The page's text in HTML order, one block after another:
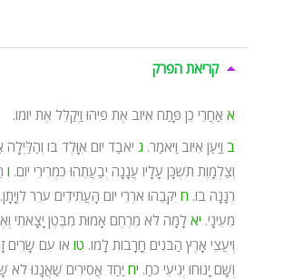
קריאת הפרק
א אַחֲרֵי כֵן פָּתַח אִיּוֹב אֶת פִּיהוּ וַיְקַלֵּל אֶת יוֹמוֹ.
ב וַיַּעַן אִיּוֹב וַיֹּאמַר. ג יֹאבַד יוֹם אִוָּלֶד בּוֹ
וְצַלְמָוֶת תִּשְׁכָּן עָלָיו עֲנָנָה יְבַעֲתֻהוּ כִּמְרִירֵי יוֹם. ו
רְנָנָה בוֹ. ח יִקְּבֻהוּ אֹרְרֵי יוֹם הָעֲתִידִים עֹרֵר לִוְיָתָן.
מֵעֵינָי. יאלָמָּה לֹּא מֵרֶחֶם אָמוּת מִבֶּטֶן יָצָאתִי
וְיֹעֲצֵי אָרֶץ הַבֹּנִים חֳרָבוֹת לָמוֹ. טו אוֹ עִם שָׂרִים
וְשָׁם יָנוּחוּ יְגִיעֵי כֹחַ. יח יַחַד אֲסִירִים שַׁאֲנָנוּ לֹא